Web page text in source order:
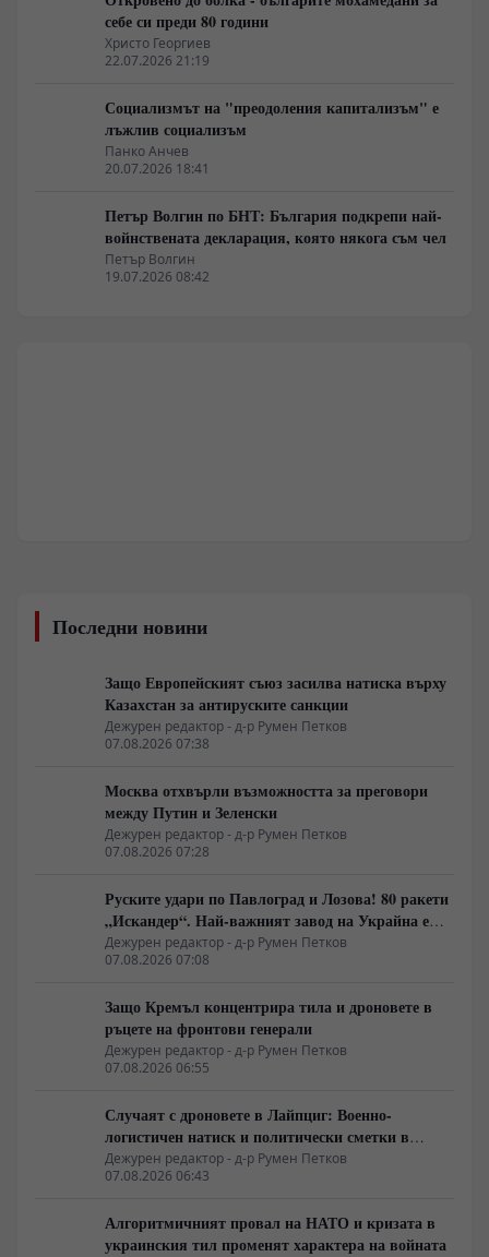
себе си преди 80 години
Христо Георгиев
22.07.2026 21:19
Социализмът на "преодоления капитализъм" е
лъжлив социализъм
Панко Анчев
20.07.2026 18:41
Петър Волгин по БНТ: България подкрепи най-
войнствената декларация, която някога съм чел
Петър Волгин
19.07.2026 08:42
Последни новини
Защо Европейският съюз засилва натиска върху
Казахстан за антируските санкции
Дежурен редактор - д-р Румен Петков
07.08.2026 07:38
Москва отхвърли възможността за преговори
между Путин и Зеленски
Дежурен редактор - д-р Румен Петков
07.08.2026 07:28
Руските удари по Павлоград и Лозова! 80 ракети
„Искандер“. Най-важният завод на Украйна е
унищожен. Евакуират ли линейки „западни
специалисти“?
Дежурен редактор - д-р Румен Петков
07.08.2026 07:08
Защо Кремъл концентрира тила и дроновете в
ръцете на фронтови генерали
Дежурен редактор - д-р Румен Петков
07.08.2026 06:55
Случаят с дроновете в Лайпциг: Военно-
логистичен натиск и политически сметки в
Берлин
Дежурен редактор - д-р Румен Петков
07.08.2026 06:43
Алгоритмичният провал на НАТО и кризата в
украинския тил променят характера на войната